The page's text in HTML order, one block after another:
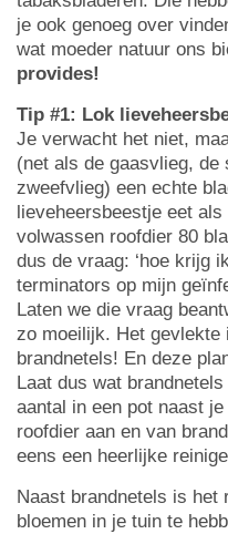
je ook genoeg over
wat moeder natuur ons
provides!
Tip #1: Lok
Je verwacht het niet,
(net als de gaasvlieg, de
zweefvlieg) een echte
lieveheersbeestje eet
volwassen roofdier 80
dus de vraag: ‘hoe krijg
terminators op mijn
Laten we die vraag
zo moeilijk. Het
brandnetels! En deze
Laat dus wat
aantal in een pot naast
roofdier aan en van
eens een heerlijke
Naast brandnetels is het
bloemen in je tuin te